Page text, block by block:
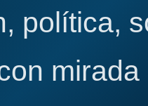
política,